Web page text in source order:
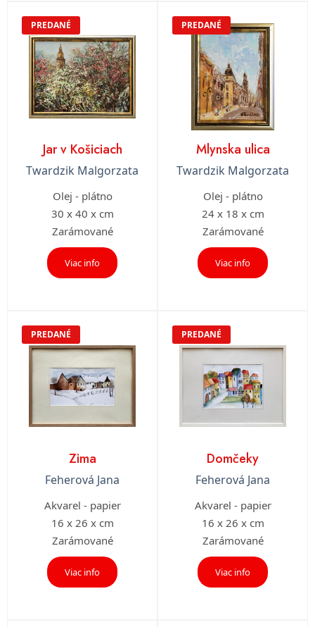
PREDANÉ
Jar v Košiciach
Twardzik Malgorzata
Olej - plátno
30 x 40 x cm
Zarámované
Viac info
PREDANÉ
Mlynska ulica
Twardzik Malgorzata
Olej - plátno
24 x 18 x cm
Zarámované
Viac info
PREDANÉ
Zima
Feherová Jana
Akvarel - papier
16 x 26 x cm
Zarámované
Viac info
PREDANÉ
Domčeky
Feherová Jana
Akvarel - papier
16 x 26 x cm
Zarámované
Viac info